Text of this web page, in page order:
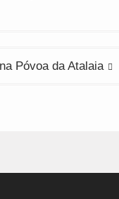
Póvoa da Atalaia